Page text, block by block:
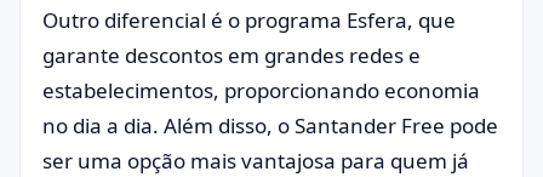
Outro diferencial é o programa Esfera, que
garante descontos em grandes redes e
estabelecimentos, proporcionando economia
no dia a dia. Além disso, o Santander Free pode
ser uma opção mais vantajosa para quem já